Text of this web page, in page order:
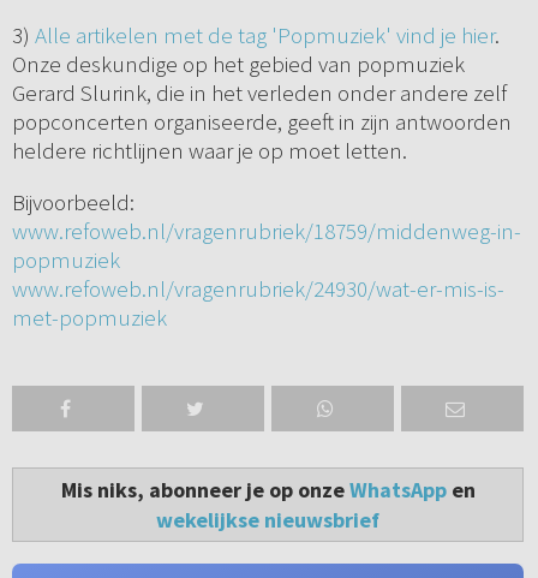
3) Alle artikelen met de tag 'Popmuziek' vind je hier.
Onze deskundige op het gebied van popmuziek
Gerard Slurink, die in het verleden onder andere zelf
popconcerten organiseerde, geeft in zijn antwoorden
heldere richtlijnen waar je op moet letten.
Bijvoorbeeld:
www.refoweb.nl/vragenrubriek/18759/middenweg-in-
popmuziek
www.refoweb.nl/vragenrubriek/24930/wat-er-mis-is-
met-popmuziek
Mis niks, abonneer je op onzeWhatsAppen
wekelijkse nieuwsbrief